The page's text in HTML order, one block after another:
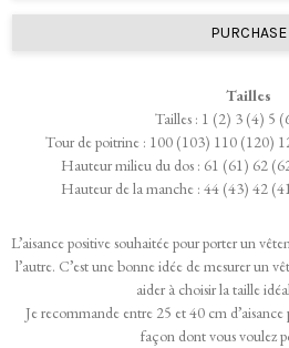
PURCHASE
Tailles
Tailles : 1 (2) 3 (4) 5
Tour de poitrine : 100 (103) 110 (120)
Hauteur milieu du dos : 61 (61) 62
Hauteur de la manche : 44 (43) 42
L’aisance positive souhaitée pour porter un
l’autre. C’est une bonne idée de mesurer un
aider à choisir la taille
Je recommande entre 25 et 40 cm
façon dont vous voulez